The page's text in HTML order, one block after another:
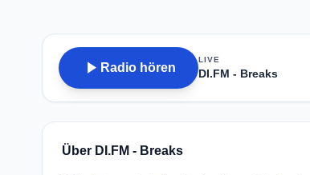
play_arrow Radio hören
LIVE
DI.FM - Breaks
Über DI.FM - Breaks